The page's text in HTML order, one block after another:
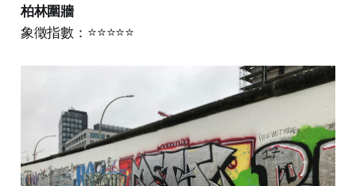
柏林圍牆
象徵指數：⭐⭐⭐⭐⭐